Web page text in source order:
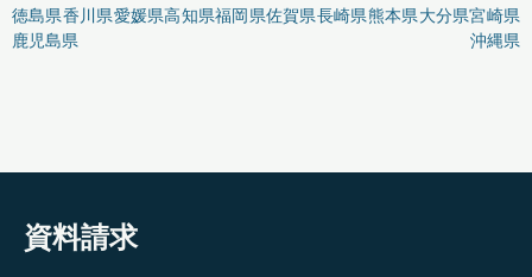
徳島県香川県愛媛県高知県福岡県佐賀県長崎県熊本県大分県宮崎県
鹿児島県
沖縄県
資料請求